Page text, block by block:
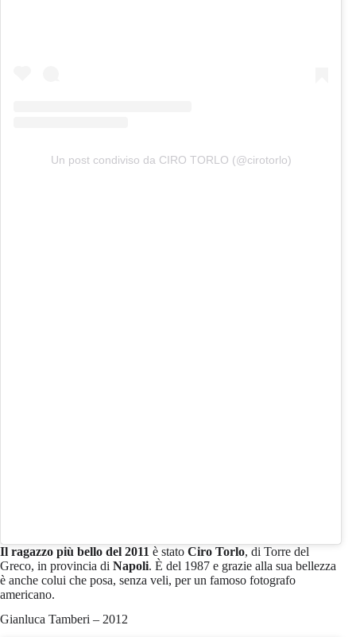
Un post condiviso da CIRO TORLO (@cirotorlo)
Il ragazzo più bello del 2011 è stato Ciro Torlo, di Torre del
Greco, in provincia di Napoli. È del 1987 e grazie alla sua bellezza
è anche colui che posa, senza veli, per un famoso fotografo
americano.
Gianluca Tamberi – 2012